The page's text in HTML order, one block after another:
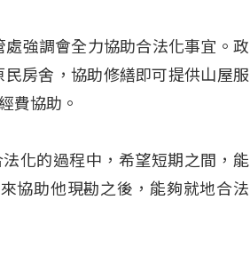
強調會全力協助合法化事宜。政
房舍，協助修繕即可提供山屋服
費協助。
化的過程中，希望短期之間，能
協助他現勘之後，能夠就地合法